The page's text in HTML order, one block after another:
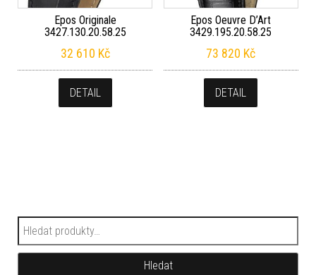
Epos Originale
3427.130.20.58.25
32 610 Kč
DETAIL
Epos Oeuvre D’Art
3429.195.20.58.25
73 820 Kč
DETAIL
Hledat:
Hledat